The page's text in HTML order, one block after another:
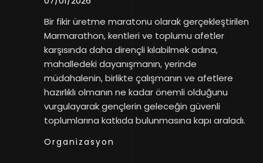
Bir fikir üretme maratonu olarak gerçekleştirilen
Marmarathon, kentleri ve toplumu afetler
karşısında daha dirençli kılabilmek adına,
mahalledeki dayanışmanın, yerinde
müdahalenin, birlikte çalışmanın ve afetlere
hazırlıklı olmanın ne kadar önemli olduğunu
vurgulayarak gençlerin geleceğin güvenli
toplumlarına katkıda bulunmasına kapı araladı.
Organizasyon